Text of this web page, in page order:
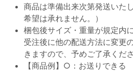
商品は準備出来次第発送いた
希望は承れません。）
梱包後サイズ・重量が規定内
受注後に他の配送方法に変更
きますので、予めご了承くださ
【商品例】○：お送りでき